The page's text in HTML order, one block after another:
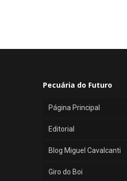
Pecuária do Futuro
Página Principal
Editorial
Blog Miguel Cavalcanti
Giro do Boi